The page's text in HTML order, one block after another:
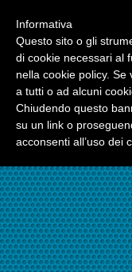
Informativa
Questo sito o gli
di cookie necessari al
nella cookie policy.
a tutti o ad alcuni
Chiudendo questo
su un link o
acconsenti all’uso dei